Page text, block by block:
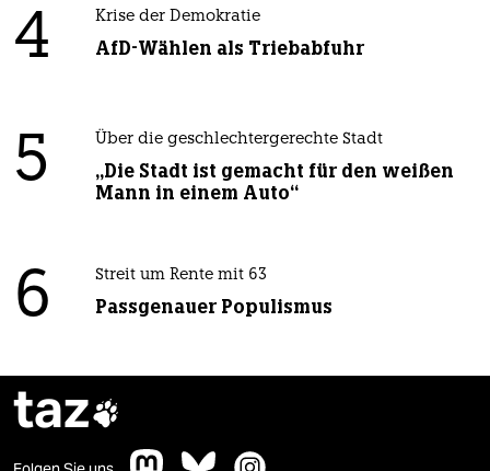
4 Krise der Demokratie
AfD-Wählen als Triebabfuhr
5 Über die geschlechtergerechte Stadt
„Die Stadt ist gemacht für den weißen
Mann in einem Auto“
6 Streit um Rente mit 63
Passgenauer Populismus
taz